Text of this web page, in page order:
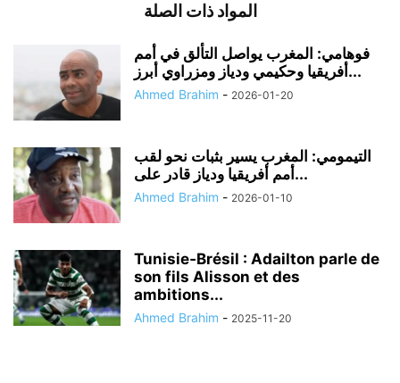
المواد ذات الصلة
فوهامي: المغرب يواصل التألق في أمم
أفريقيا وحكيمي ودياز ومزراوي أبرز...
Ahmed Brahim - 2026-01-20
التيمومي: المغرب يسير بثبات نحو لقب
أمم أفريقيا ودياز قادر على...
Ahmed Brahim - 2026-01-10
Tunisie‑Brésil : Adailton parle de
son fils Alisson et des
ambitions...
Ahmed Brahim - 2025-11-20